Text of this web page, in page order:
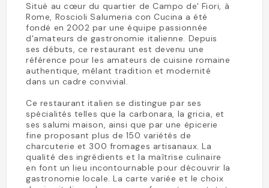
Situé au cœur du quartier de Campo de' Fiori, à
Rome, Roscioli Salumeria con Cucina a été
fondé en 2002 par une équipe passionnée
d'amateurs de gastronomie italienne. Depuis
ses débuts, ce restaurant est devenu une
référence pour les amateurs de cuisine romaine
authentique, mêlant tradition et modernité
dans un cadre convivial.
Ce restaurant italien se distingue par ses
spécialités telles que la carbonara, la gricia, et
ses salumi maison, ainsi que par une épicerie
fine proposant plus de 150 variétés de
charcuterie et 300 fromages artisanaux. La
qualité des ingrédients et la maîtrise culinaire
en font un lieu incontournable pour découvrir la
gastronomie locale. La carte variée et le choix